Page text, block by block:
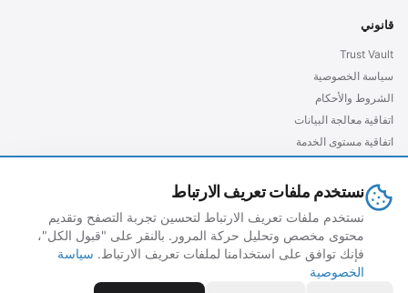
قانوني
Trust Vault
سياسة الخصوصية
الشروط والأحكام
اتفاقية معالجة البيانات
اتفاقية مستوى الخدمة
نستخدم ملفات تعريف الارتباط
نستخدم ملفات تعريف الارتباط لتحسين تجربة التصفح وتقديم
محتوى مخصص وتحليل حركة المرور. بالنقر على "قبول الكل"،
فإنك توافق على استخدامنا لملفات تعريف الارتباط. سياسة
الخصوصية